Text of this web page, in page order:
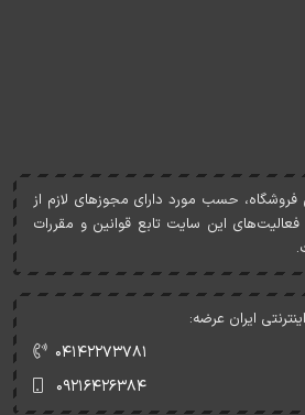
فروشگاه، حسب مورد دارای مجوزهای لازم از
اين سايت تابع قوانين و مقررات
ایران عرضه:
۰۴۱۴۲۲۷۳۷۸۱
۰۹۲۱۶۴۲۶۳۸۴